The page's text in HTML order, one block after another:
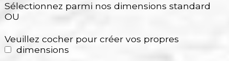
Sélectionnez parmi nos dimensions standard
OU
Veuillez cocher pour créer vos propres
dimensions